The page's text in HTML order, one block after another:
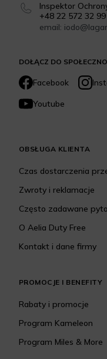
DOŁĄCZ DO
Facebook
Youtube
Inspektor
+48 22 572 32 99
email:
OBSŁUGA KLIENTA
Czas dostarczenia
Zwroty i reklamacje
Często zadawane
O Aelia Duty Free
Kontakt i dane firmy
PROMOCJE I BENEFITY
Rabaty i promocje
Program Kameleon
Program Miles & More